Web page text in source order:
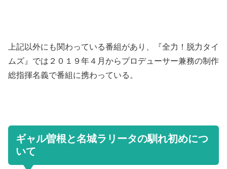
上記以外にも関わっている番組があり、『全力！脱力タイ
ムズ』では２０１９年４月からプロデューサー兼務の制作
総指揮名義で番組に携わっている。
ギャル曽根と名城ラリータの馴れ初めにつ
いて